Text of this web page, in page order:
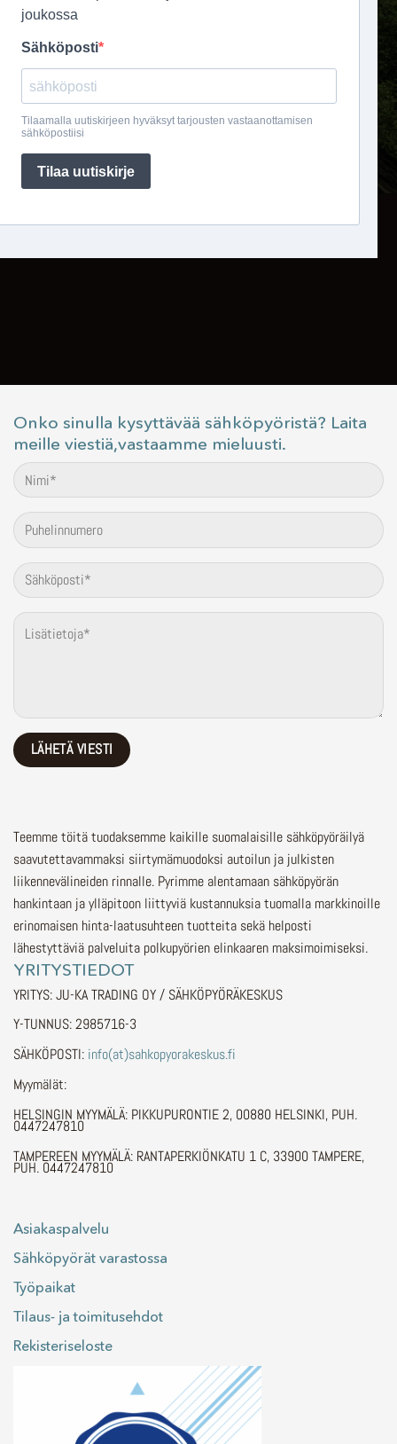
Onko sinulla kysyttävää sähköpyöristä? Laita
meille viestiä,vastaamme mieluusti.
Teemme töitä tuodaksemme kaikille suomalaisille sähköpyöräilyä
saavutettavammaksi siirtymämuodoksi autoilun ja julkisten
liikennevälineiden rinnalle. Pyrimme alentamaan sähköpyörän
hankintaan ja ylläpitoon liittyviä kustannuksia tuomalla markkinoille
erinomaisen hinta-laatusuhteen tuotteita sekä helposti
lähestyttäviä palveluita polkupyörien elinkaaren maksimoimiseksi.
YRITYSTIEDOT
YRITYS: JU-KA TRADING OY / SÄHKÖPYÖRÄKESKUS
Y-TUNNUS: 2985716-3
SÄHKÖPOSTI: info(at)sahkopyorakeskus.fi
Myymälät:
HELSINGIN MYYMÄLÄ: PIKKUPURONTIE 2, 00880 HELSINKI, PUH.
0447247810
TAMPEREEN MYYMÄLÄ: RANTAPERKIÖNKATU 1 C, 33900 TAMPERE,
PUH. 0447247810
Asiakaspalvelu
Sähköpyörät varastossa
Työpaikat
Tilaus- ja toimitusehdot
Rekisteriseloste